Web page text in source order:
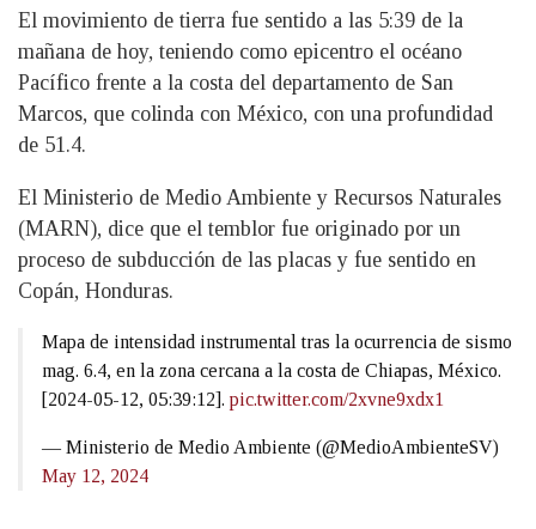
El movimiento de tierra fue sentido a las 5:39 de la
mañana de hoy, teniendo como epicentro el océano
Pacífico frente a la costa del departamento de San
Marcos, que colinda con México, con una profundidad
de 51.4.
El Ministerio de Medio Ambiente y Recursos Naturales
(MARN), dice que el temblor fue originado por un
proceso de subducción de las placas y fue sentido en
Copán, Honduras.
Mapa de intensidad instrumental tras la ocurrencia de sismo
mag. 6.4, en la zona cercana a la costa de Chiapas, México.
[2024-05-12, 05:39:12]. pic.twitter.com/2xvne9xdx1
— Ministerio de Medio Ambiente (@MedioAmbienteSV)
May 12, 2024